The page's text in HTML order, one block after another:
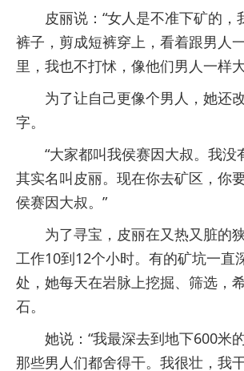
皮丽说：“女人是不准下矿的，
裤子，剪成短裤穿上，看着跟男人
里，我也不打怵，像他们男人一样
为了让自己更像个男人，她还
字。
“大家都叫我侯赛因大叔。我没
其实名叫皮丽。现在你去矿区，你
侯赛因大叔。”
为了寻宝，皮丽在又热又脏的
工作10到12个小时。有的矿坑一直
处，她每天在岩脉上挖掘、筛选，
石。
她说：“我最深去到地下600米
那些男人们都舍得干。我很壮，我